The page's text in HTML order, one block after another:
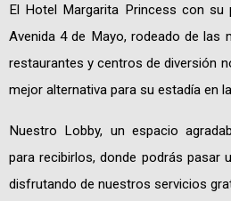
El Hotel Margarita Princess con su
Avenida 4 de Mayo, rodeado de las
restaurantes y centros de diversión
mejor alternativa para su estadía en
Nuestro Lobby, un espacio
para recibirlos, donde podrás pasar
disfrutando de nuestros servicios